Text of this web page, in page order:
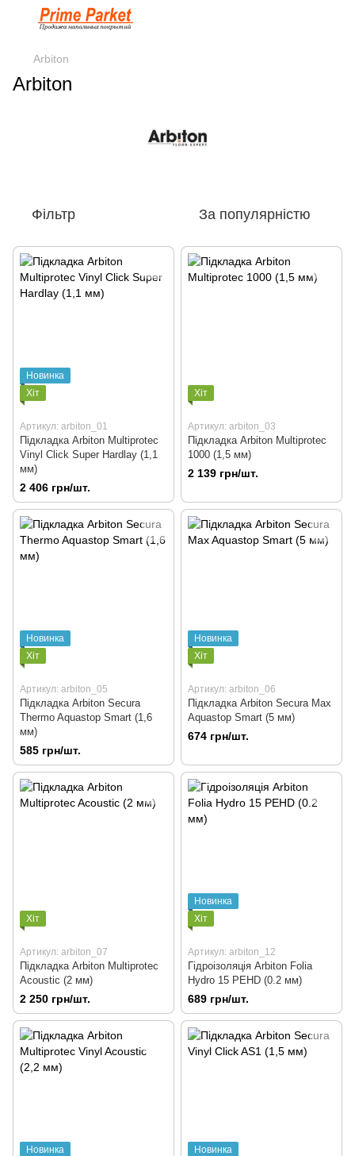
Arbiton
Arbiton
Фільтр За популярністю
Новинка
Хіт
Артикул: arbiton_01
Підкладка Arbiton Multiprotec
Vinyl Click Super Hardlay (1,1
мм)
2 406 грн/шт.
Хіт
Артикул: arbiton_03
Підкладка Arbiton Multiprotec
1000 (1,5 мм)
2 139 грн/шт.
Новинка
Хіт
Артикул: arbiton_05
Підкладка Arbiton Secura
Thermo Aquastop Smart (1,6
мм)
585 грн/шт.
Новинка
Хіт
Артикул: arbiton_06
Підкладка Arbiton Secura Max
Aquastop Smart (5 мм)
674 грн/шт.
Хіт
Артикул: arbiton_07
Підкладка Arbiton Multiprotec
Acoustic (2 мм)
2 250 грн/шт.
Новинка
Хіт
Артикул: arbiton_12
Гідроізоляція Arbiton Folia
Hydro 15 PEHD (0.2 мм)
689 грн/шт.
Новинка
Новинка